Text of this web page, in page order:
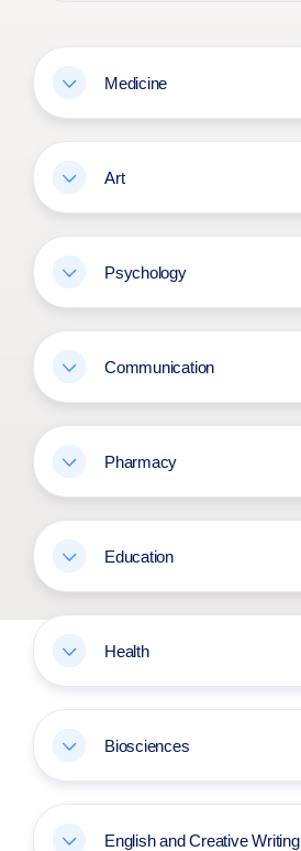
Medicine
Art
Psychology
Communication
Pharmacy
Education
Health
Biosciences
English and Creative Writing